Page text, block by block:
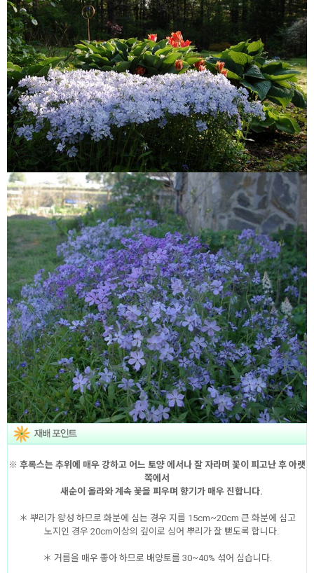
※ 후록스는 추위에 매우 강하고 어느 토양 에서나 잘 자라며 꽃이 피고난 후 아랫
쪽에서
새순이 올라와 계속 꽃을 피우며 향기가 매우 진합니다.
＊ 뿌리가 왕성 하므로 화분에 심는 경우 지름 15cm~20cm 큰 화분에 심고
노지인 경우 20cm이상의 깊이로 심어 뿌리가 잘 뻗도록 합니다.
＊ 거름을 매우 좋아 하므로 배양토를 30~40% 섞어 심습니다.